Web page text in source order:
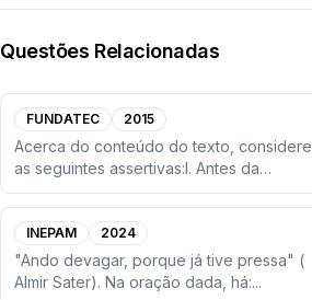
Questões Relacionadas
FUNDATEC 2015
Acerca do conteúdo do texto, considere
as seguintes assertivas:I. Antes da
instalação do Complexo Eó...
INEPAM 2024
"Ando devagar, porque já tive pressa" (
Almir Sater). Na oração dada, há:...